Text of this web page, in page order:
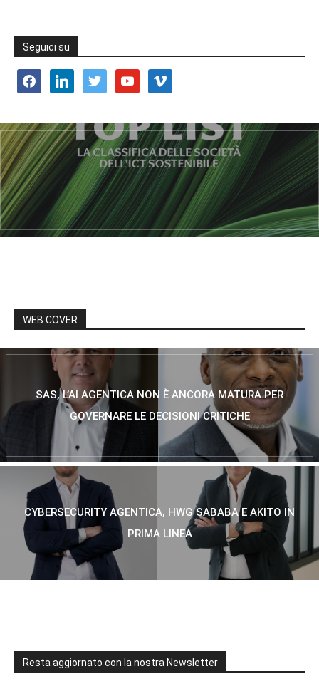
Seguici su
facebooklinkedin twitter youtube vimeo
WEB COVER
SAS, L’AI AGENTICA NON È ANCORA MATURA PER
GOVERNARE LE DECISIONI CRITICHE
CYBERSECURITY AGENTICA, HWG SABABA E AKITO IN
PRIMA LINEA
Resta aggiornato con la nostra Newsletter